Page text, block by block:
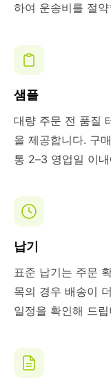
하여 운송비를 절
샘플
대량 주문 전 품질
을 제공합니다. 구
통 2–3 영업일 이
납기
표준 납기는 주문
목의 경우 배송이
일정을 확인해 드립